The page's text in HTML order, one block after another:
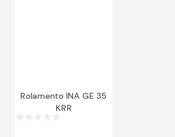
Rolamento INA GE 35
KRR